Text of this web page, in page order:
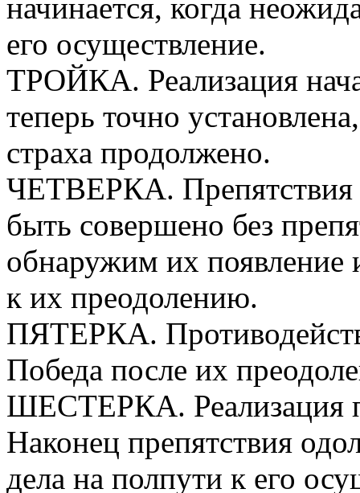
начинается, когда
его осуществление.
ТРОЙКА. Реализация
теперь точно
страха продолжено.
ЧЕТВЕРКА. Препятствия
быть совершено без
обнаружим их появление
к их преодолению.
ПЯТЕРКА.
Победа после их
ШЕСТЕРКА. Реализация
Наконец препятствия
дела на полпути к его